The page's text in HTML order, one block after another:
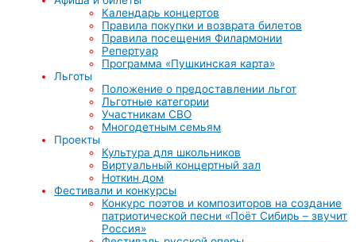
Календарь концертов
Правила покупки и возврата билетов
Правила посещения Филармонии
Репертуар
Программа «Пушкинская карта»
Льготы
Положение о предоставлении льгот
Льготные категории
Участникам СВО
Многодетным семьям
Проекты
Культура для школьников
Виртуальный концертный зал
Ноткин дом
Фестивали и конкурсы
Конкурс поэтов и композиторов на создание
патриотической песни «Поёт Сибирь – звучит
Россия»